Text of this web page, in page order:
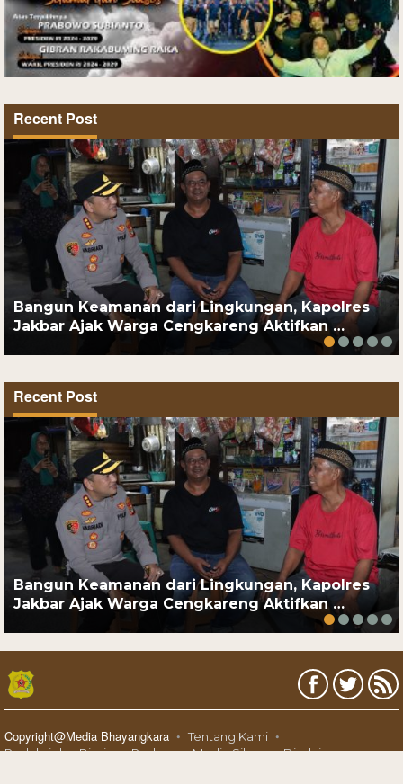
Recent Post
Bangun Keamanan dari Lingkungan, Kapolres
Jakbar Ajak Warga Cengkareng Aktifkan …
Recent Post
Bangun Keamanan dari Lingkungan, Kapolres
Jakbar Ajak Warga Cengkareng Aktifkan …
Copyright@Media Bhayangkara
Tentang Kami
Redaksi dan Bisnis
Pedoman Media Siber
Disclaimer